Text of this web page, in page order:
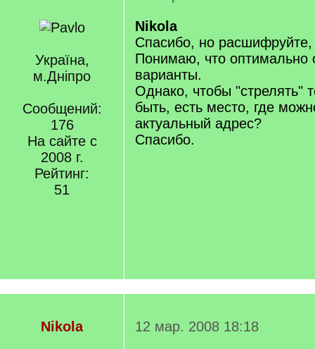
Україна,
м.Дніпро
Сообщений:
176
На сайте с
2008 г.
Рейтинг:
51
Nikola
Спасибо, но расшифруйте,
Понимаю, что оптимально
варианты.
Однако, чтобы "стрелять"
быть, есть место, где
актуальный адрес?
Спасибо.
Nikola
12 мар. 2008 18:18